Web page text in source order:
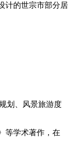
计的世宗市部分居
划、风景旅游度
等学术著作，在